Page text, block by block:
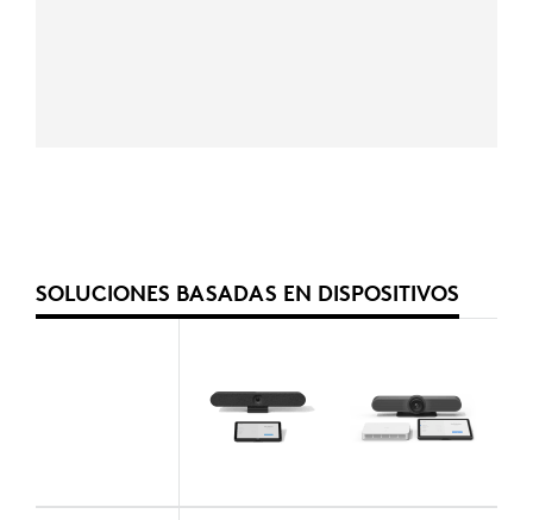
SOLUCIONES BASADAS EN DISPOSITIVOS